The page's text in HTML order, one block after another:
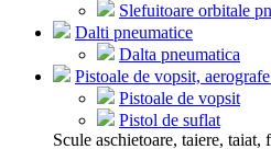
Slefuitoare orbitale
Dalti pneumatice
Dalta pneumatica
Pistoale de vopsit,
Pistoale de vopsit
Pistol de suflat
Scule aschietoare, taiere,